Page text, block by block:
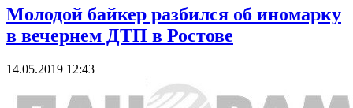
Молодой байкер разбился об иномарку
в вечернем ДТП в Ростове
14.05.2019 12:43